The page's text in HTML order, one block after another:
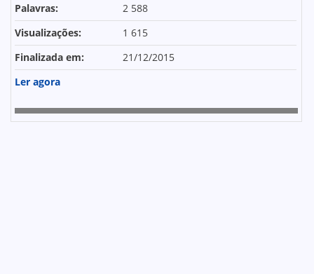
Palavras:
2 588
Visualizações:
1 615
Finalizada em:
21/12/2015
Ler agora